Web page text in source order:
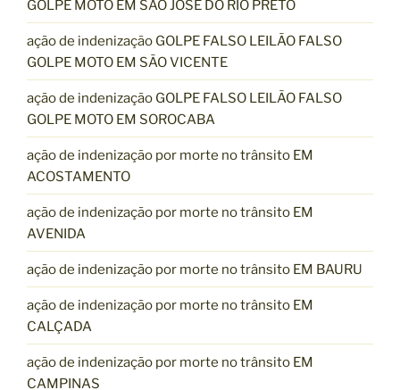
GOLPE MOTO EM SÃO JOSÉ DO RIO PRETO
ação de indenização GOLPE FALSO LEILÃO FALSO
GOLPE MOTO EM SÃO VICENTE
ação de indenização GOLPE FALSO LEILÃO FALSO
GOLPE MOTO EM SOROCABA
ação de indenização por morte no trânsito EM
ACOSTAMENTO
ação de indenização por morte no trânsito EM
AVENIDA
ação de indenização por morte no trânsito EM BAURU
ação de indenização por morte no trânsito EM
CALÇADA
ação de indenização por morte no trânsito EM
CAMPINAS